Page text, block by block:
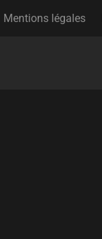
Mentions légales